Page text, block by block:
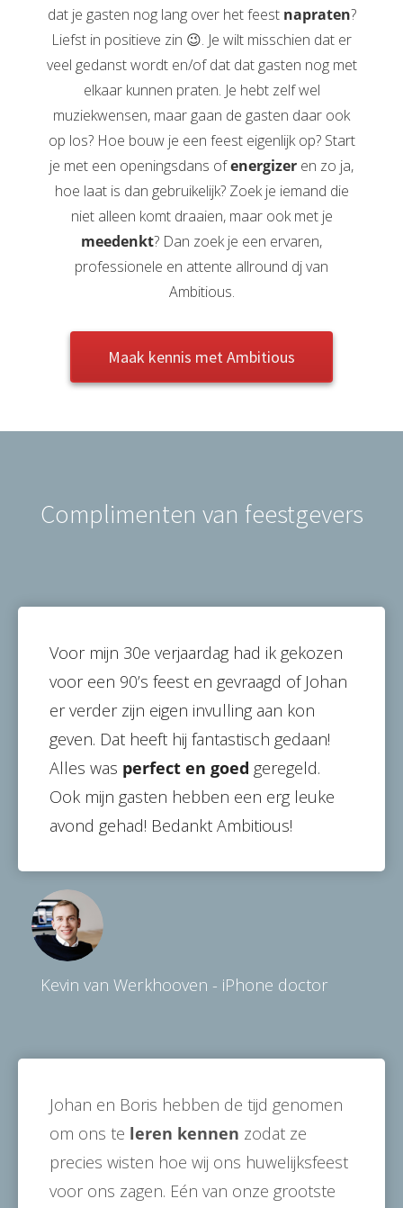
dat je gasten nog lang over het feest napraten?
Liefst in positieve zin 😉. Je wilt misschien dat er
veel gedanst wordt en/of dat dat gasten nog met
elkaar kunnen praten. Je hebt zelf wel
muziekwensen, maar gaan de gasten daar ook
op los? Hoe bouw je een feest eigenlijk op? Start
je met een openingsdans ofenergizer en zo ja,
hoe laat is dan gebruikelijk? Zoek je iemand die
niet alleen komt draaien, maar ook met je
meedenkt? Dan zoek je een ervaren,
professionele en attente allround dj van
Ambitious.
Maak kennis met Ambitious
Complimenten van feestgevers
Voor mijn 30e verjaardag had ik gekozen
voor een 90’s feest en gevraagd of Johan
er verder zijn eigen invulling aan kon
geven. Dat heeft hij fantastisch gedaan!
Alles was perfect en goed geregeld.
Ook mijn gasten hebben een erg leuke
avond gehad! Bedankt Ambitious!
Kevin van Werkhooven - iPhone doctor
Johan en Boris hebben de tijd genomen
om ons te leren kennen zodat ze
precies wisten hoe wij ons huwelijksfeest
voor ons zagen. Eén van onze grootste